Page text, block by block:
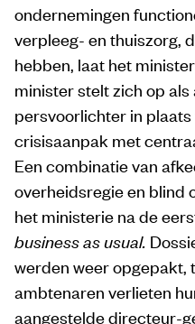
ondernemingen
verpleeg- en thuiszorg,
hebben, laat het
minister stelt zich op
persvoorlichter in plaats
crisisaanpak met
Een combinatie van
overheidsregie en blind
het ministerie na de
business as usual.
werden weer opgepakt,
ambtenaren verlieten
aangestelde directeur-